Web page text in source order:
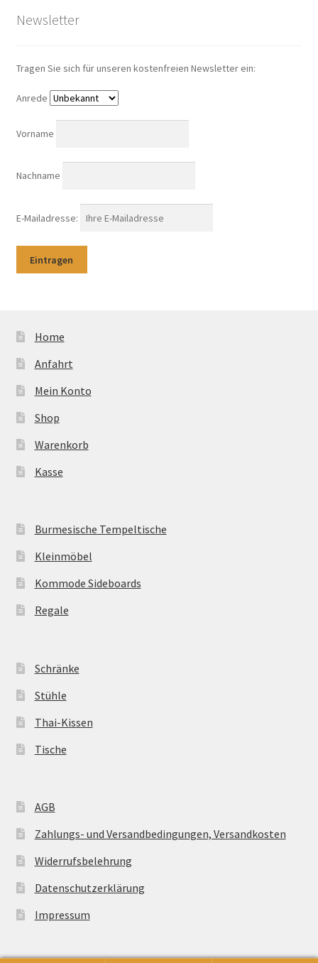
Newsletter
Tragen Sie sich für unseren kostenfreien Newsletter ein:
Anrede
Vorname
Nachname
E-Mailadresse:
Home
Anfahrt
Mein Konto
Shop
Warenkorb
Kasse
Burmesische Tempeltische
Kleinmöbel
Kommode Sideboards
Regale
Schränke
Stühle
Thai-Kissen
Tische
AGB
Zahlungs- und Versandbedingungen, Versandkosten
Widerrufsbelehrung
Datenschutzerklärung
Impressum